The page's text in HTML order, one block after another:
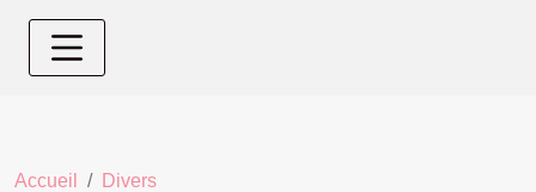
Accueil
Divers